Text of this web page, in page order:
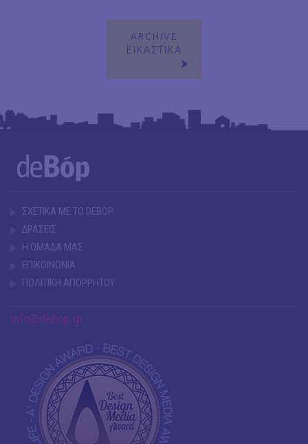
ARCHIVE
ΕΙΚΑΣΤΙΚΑ
ΣΧΕΤΙΚΑ ΜΕ ΤΟ DEBOP
ΔΡΑΣΕΙΣ
Η ΟΜΑΔΑ ΜΑΣ
ΕΠΙΚΟΙΝΩΝΙΑ
ΠΟΛΙΤΙΚΗ ΑΠΟΡΡΗΤΟΥ
info@debop.gr